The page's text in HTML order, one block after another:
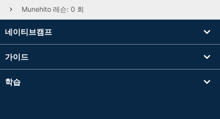
Munehito 레슨: 0 회
네이티브캠프
가이드
학습